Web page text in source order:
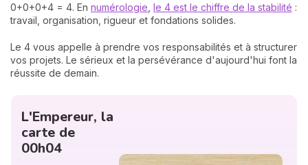
0+0+0+4 = 4. En numérologie le 4 est le chiffre de la stabilité :
travail, organisation, rigueur et fondations solides.
Le 4 vous appelle à prendre vos responsabilités et à structurer
vos projets. Le sérieux et la persévérance d'aujourd'hui font la
réussite de demain.
L'Empereur, la
carte de
00h04